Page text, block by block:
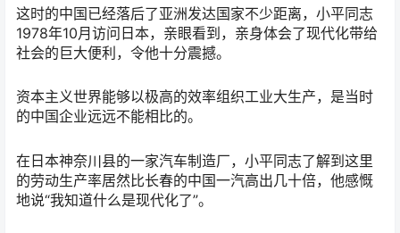
这时的中国已经落后了亚洲发达国家不少距离，小平同志
1978年10月访问日本，亲眼看到，亲身体会了现代化带给
社会的巨大便利，令他十分震撼。
资本主义世界能够以极高的效率组织工业大生产，是当时
的中国企业远远不能相比的。
在日本神奈川县的一家汽车制造厂，小平同志了解到这里
的劳动生产率居然比长春的中国一汽高出几十倍，他感慨
地说“我知道什么是现代化了”。